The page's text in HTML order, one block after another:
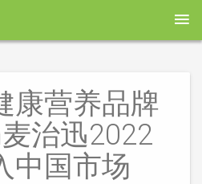
康营养品牌
治迅2022
中国市场